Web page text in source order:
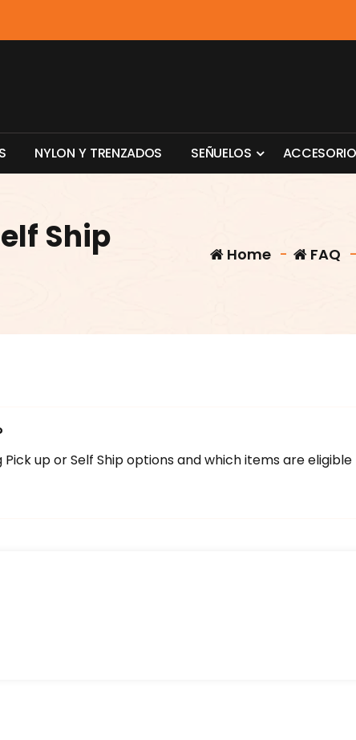
S NYLON Y TRENZADOS SEÑUELOS ACCESORI
Ship
Home - FAQ
up or Self Ship options and which items are